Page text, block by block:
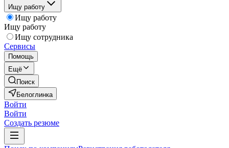
Ищу работу
Ищу работу
Ищу работу
Ищу сотрудника
Сервисы
Помощь
Ещё
Поиск
Белоглинка
Войти
Войти
Создать резюме